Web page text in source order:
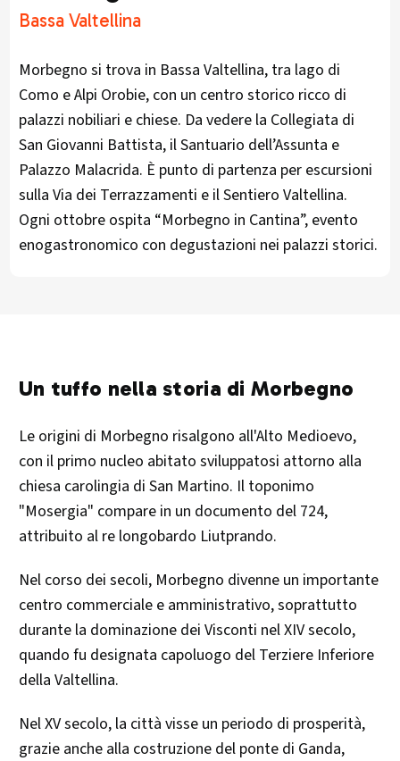
Bassa Valtellina
Morbegno si trova in Bassa Valtellina, tra lago di
Como e Alpi Orobie, con un centro storico ricco di
palazzi nobiliari e chiese. Da vedere la Collegiata di
San Giovanni Battista, il Santuario dell’Assunta e
Palazzo Malacrida. È punto di partenza per escursioni
sulla Via dei Terrazzamenti e il Sentiero Valtellina.
Ogni ottobre ospita “Morbegno in Cantina”, evento
enogastronomico con degustazioni nei palazzi storici.
Un tuffo nella storia di Morbegno
Le origini di Morbegno risalgono all'Alto Medioevo,
con il primo nucleo abitato sviluppatosi attorno alla
chiesa carolingia di San Martino. Il toponimo
"Mosergia" compare in un documento del 724,
attribuito al re longobardo Liutprando.
Nel corso dei secoli, Morbegno divenne un importante
centro commerciale e amministrativo, soprattutto
durante la dominazione dei Visconti nel XIV secolo,
quando fu designata capoluogo del Terziere Inferiore
della Valtellina.​
Nel XV secolo, la città visse un periodo di prosperità,
grazie anche alla costruzione del ponte di Ganda,